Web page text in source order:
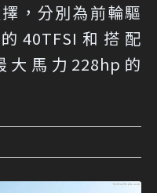
，分別為前輪驅
40TFSI和搭配
馬力228hp的